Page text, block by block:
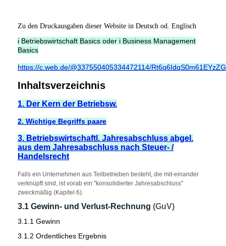
Zu den Druckausgaben dieser Website in Deutsch od. Englisch
i Betriebswirtschaft Basics oder i Business Management
Basics
https://c.web.de/@337550405334472114/
Inhaltsverzeichnis
1. Der Kern der Betriebsw.
2. Wichtige Begriffs paare
3. Betriebswirtschaftl. Jahresabschluss abgel.
aus dem Jahresabschluss nach Steuer- /
Handelsrecht
Falls ein Unternehmen aus Teilbetrieben besteht, die mit-einander
verknüpft sind, ist vorab ein "konsolidierter Jahresabschluss"
zweckmäßig (Kapitel 6).
3.1 Gewinn- und Verlust-Rechnung (GuV)
3.1.1 Gewinn
3.1.2 Ordentliches Ergebnis